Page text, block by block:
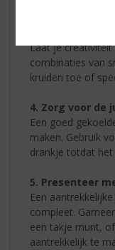
Laat je
combinaties van
kruiden toe of
4. Zorg voor de
Een goed
maken. Gebruik
drankje totdat het
5. Presenteer
Een
compleet.
een takje munt,
aantrekkelijk te